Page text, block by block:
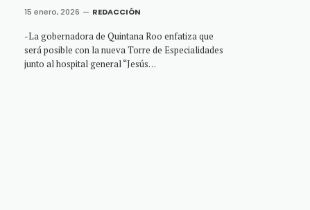
15 enero, 2026 REDACCIÓN
-La gobernadora de Quintana Roo enfatiza que
será posible con la nueva Torre de Especialidades
junto al hospital general “Jesús…